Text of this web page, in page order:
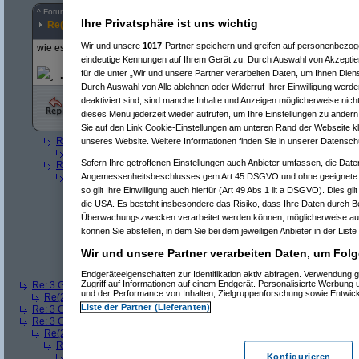
^ Forum
Re(2): 3 GB für ca. 3 EUR im Monat bei 3 :-)
wie es aussieht bekommen alle das 3gb paket
¸.·´p`·.¸ ¸.·´a`·.¸ ¸.·´t`·.¸ ¸.·´o
Re(3): 3 GB für ca. 3 EUR im Monat bei 3 :-)(Tomi31 am 30.07.2008,
Re(3): 3 GB für ca. 3 EUR im Monat bei 3 :-)(muhrlyam 30.07.2008,
Re(4): 3 GB für ca. 3 EUR im Monat bei 3 :-)(patosam
Re(5): 3 GB für ca. 3 EUR im Monat bei 3 :-) ( muhrlyam
Re(6): 3 GB für ca. 3 EUR im Monat bei 3 :-) (patosam
Re(7): 3 GB für ca. 3 EUR im Monat bei 3 :-)(muhrlyam
Re(8): 3 GB für ca. 3 EUR im Monat bei 3 :-)
puerst am
Re(7): 3 GB für ca. 3 EUR im Monat bei 3 :-)(muhrlyam
Re(8): 3 GB für ca. 3 EUR im Monat bei 3 :-)
patosam
Re(9): 3 GB für ca. 3 EUR im Monat bei 3 :-)
muhrly
Re(10): 3 GB für ca. 3 EUR im Monat bei 3 :-)(
Re: 3 GB für ca. 3 EUR im Monat bei 3 :-)( muhrlyam 30.07.2008,
Re(2): 3 GB für ca. 3 EUR im Monat bei 3 :-)(patosam 30.07.2008,
Re: 3 GB für ca. 3 EUR im Monat bei 3 :-)(
Re: 3 GB für ca. 3 EUR im Monat bei 3 :-)
Re(2): 3 GB für ca. 3 EUR im Monat bei 3 :-)
Re(3): 3 GB für ca. 3 EUR im Monat bei 3 :-)(Codename 47am
Ihre Privatsphäre ist uns wichtig
Wir und unsere 1017-Partner speichern und greifen auf
eindeutige Kennungen auf Ihrem Gerät zu. Durch Auswahl von
für die unter „Wir und unsere Partner verarbeiten Daten, um Ihnen
Durch Auswahl von Alle ablehnen oder Widerruf Ihrer Einwilligung
deaktiviert sind, sind manche Inhalte und Anzeigen möglicherweise
dieses Menü jederzeit wieder aufrufen, um Ihre Einstellungen zu
Sie auf den Link Cookie-Einstellungen am unteren Rand der Webseite
unseres Website. Weitere Informationen finden Sie in unserer
Sofern Ihre getroffenen Einstellungen auch Anbieter umfassen, die
Angemessenheitsbeschlusses gem Art 45 DSGVO und ohne
so gilt Ihre Einwilligung auch hierfür (Art 49 Abs 1 lit a DSGVO). Dies
die USA. Es besteht insbesondere das Risiko, dass Ihre Daten durch
Überwachungszwecken verarbeitet werden können, möglicherweise
können Sie abstellen, in dem Sie bei dem jeweiligen Anbieter in der
Wir und unsere Partner verarbeiten Daten, um
Endgeräteeigenschaften zur Identifikation aktiv abfragen. Verwendung
Zugriff auf Informationen auf einem Endgerät. Personalisierte Werbung
und der Performance von Inhalten, Zielgruppenforschung sowie
Liste der Partner (Lieferanten)
Konfigurieren